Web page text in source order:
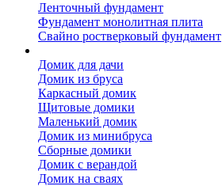
Ленточный фундамент
Фундамент монолитная плита
Свайно ростверковый фундамент
Домик для дачи
Домик из бруса
Каркасный домик
Щитовые домики
Маленький домик
Домик из минибруса
Сборные домики
Домик с верандой
Домик на сваях